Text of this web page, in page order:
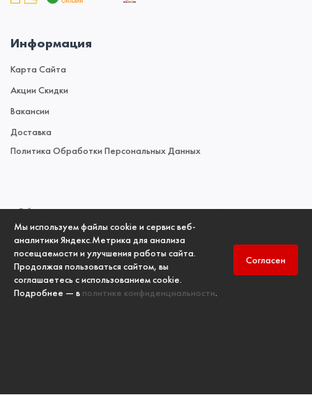
Мы используем файлы cookie и сервис веб-
аналитики Яндекс.Метрика для анализа
посещаемости и улучшения работы сайта.
Продолжая пользоваться сайтом, вы
соглашаетесь с использованием cookie.
Подробнее — в политике конфиденциальности.
Согласен
Информация
Карта Сайта
Акции Скидки
Вакансии
Доставка
Политика Обработки Персональных Данных
Обращаем ваше внимание на то, что данный интернет-сайт
носит исключительно информационный характер и ни при
каких условиях не является публичной офертой,
определяемой положениями Статьи 437 (2) Гражданского
кодекса Российской Федерации. Для получения подробной